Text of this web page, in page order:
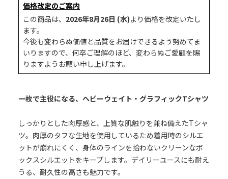
価格改定のご案内
この商品は、 2026年8月26日 (水)より価格を改定いたし
ます。
今後も変わらぬ価値と品質をお届けできるよう努めてま
いりますので、何卒ご理解のほど、変わらぬご愛顧を賜
りますようお願い申し上げます。
一枚で主役になる、ヘビーウェイト・グラフィックTシャツ
しっかりとした肉厚感と、上質な肌触りを兼ね備えたTシャ
ツ。肉厚のタフな生地を使用しているため着用時のシルエ
ットが崩れにくく、身体のラインを拾わないクリーンなボ
ックスシルエットをキープします。デイリーユースにも耐え
うる、耐久性の高さも魅力です。